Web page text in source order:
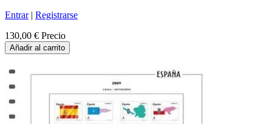
Entrar| Registrarse
130,00 € Precio
Añadir al carrito